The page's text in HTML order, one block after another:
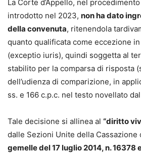
del Comitato editoriale della Rivista
procedura civile ed è editor
Procedural Law. Responsabile della
Romagna della Camera degli
pubblicato monografie, articoli e
di famiglia, diritto processuale civile,
La Corte d’Appello, nel
introdotto nel 2023, non ha dato
della convenuta, ritenendola
quanto qualificata come eccezione
(exceptio iuris), quindi soggetta al
stabilito per la comparsa di risposta
dell’udienza di comparizione, in
ss. e 166 c.p.c. nel testo novellato
Tale decisione si allinea al “diritto
dalle Sezioni Unite della Cassazione
gemelle del 17 luglio 2014, n. 16378